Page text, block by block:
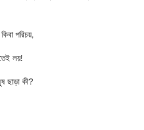
পরিচয়,
লয়!
ছাড়া কী?